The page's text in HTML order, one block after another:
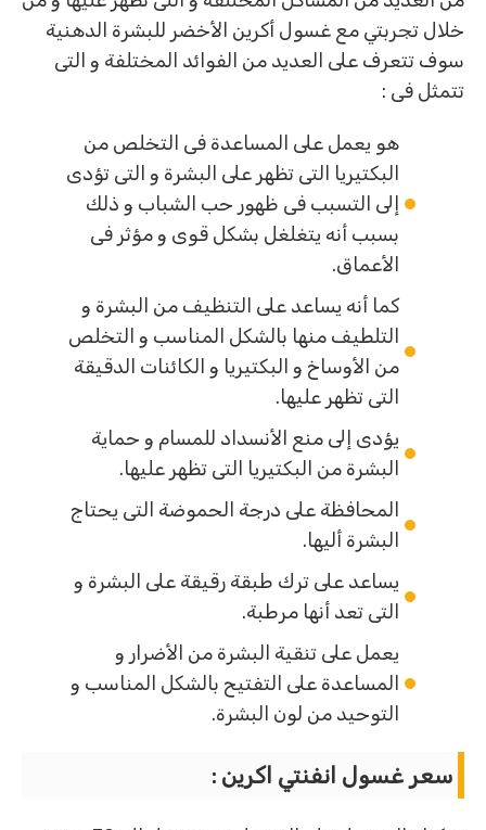
خلال تجربتي مع غسول أكرين الأخضر للبشرة الدهنية
سوف تتعرف على العديد من الفوائد المختلفة و التى
تتمثل فى :
هو يعمل على المساعدة فى التخلص من
البكتيريا التى تظهر على البشرة و التى تؤدى
إلى التسبب فى ظهور حب الشباب و ذلك
بسبب أنه يتغلغل بشكل قوى و مؤثر فى
الأعماق.
كما أنه يساعد على التنظيف من البشرة و
التلطيف منها بالشكل المناسب و التخلص
من الأوساخ و البكتيريا و الكائنات الدقيقة
التى تظهر عليها.
يؤدى إلى منع الأنسداد للمسام و حماية
البشرة من البكتيريا التى تظهر عليها.
المحافظة على درجة الحموضة التى يحتاج
البشرة أليها.
يساعد على ترك طبقة رقيقة على البشرة و
التى تعد أنها مرطبة.
يعمل على تنقية البشرة من الأضرار و
المساعدة على التفتيح بالشكل المناسب و
التوحيد من لون البشرة.
سعر غسول انفنتي اكرين :